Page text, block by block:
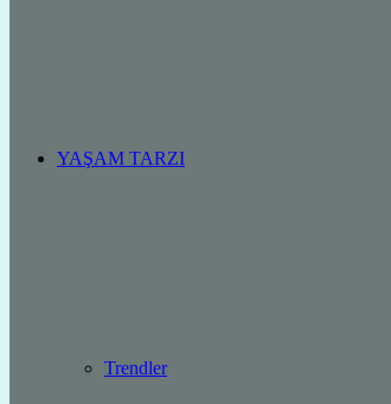
YAŞAM TARZI
Trendler